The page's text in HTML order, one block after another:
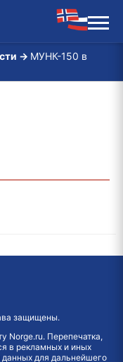
→ МУНК-150 в
защищены.
Norge.ru. Перепечатка,
в рекламных и иных
для дальнейшего